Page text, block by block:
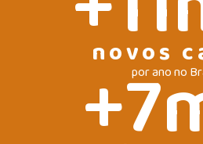
novos
por ano no
+7